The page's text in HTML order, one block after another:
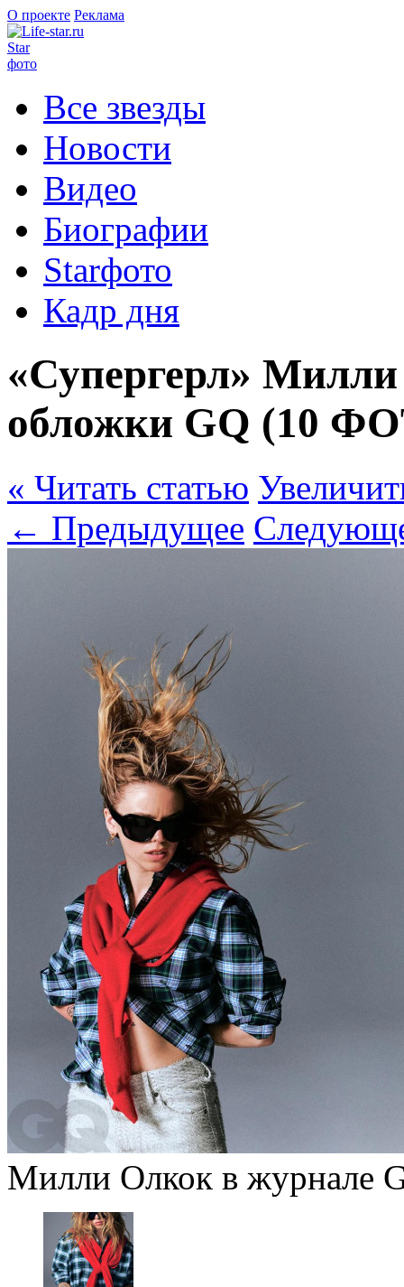
О проекте Реклама
Star
фото
Все звезды
Новости
Видео
Биографии
Starфото
Кадр дня
«Супергерл»
обложки GQ (10
« Читать статью
← Предыдущее
Милли Олкок в журнале